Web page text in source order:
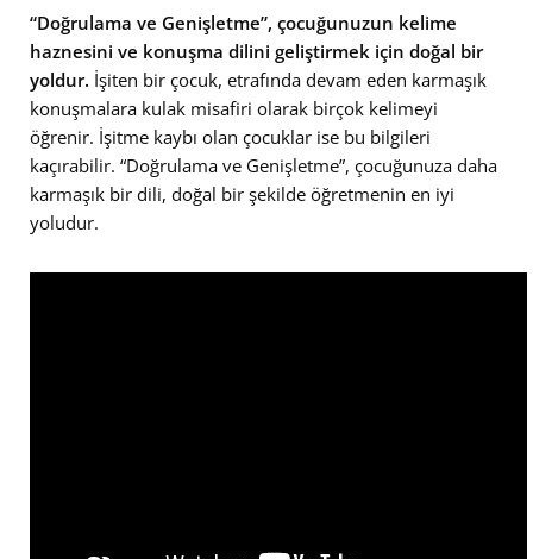
“Doğrulama ve Genişletme”, çocuğunuzun kelime
haznesini ve konuşma dilini geliştirmek için doğal bir
yoldur. İşiten bir çocuk, etrafında devam eden karmaşık
konuşmalara kulak misafiri olarak birçok kelimeyi
öğrenir. İşitme kaybı olan çocuklar ise bu bilgileri
kaçırabilir. “Doğrulama ve Genişletme”, çocuğunuza daha
karmaşık bir dili, doğal bir şekilde öğretmenin en iyi
yoludur.